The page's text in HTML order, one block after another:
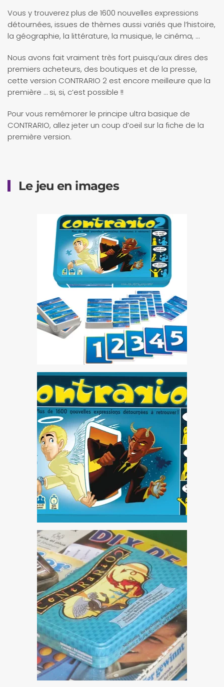
Vous y trouverez plus de 1600 nouvelles expressions
détournées, issues de thèmes aussi variés que l’histoire,
la géographie, la littérature, la musique, le cinéma, …
Nous avons fait vraiment très fort puisqu’aux dires des
premiers acheteurs, des boutiques et de la presse,
cette version CONTRARIO 2 est encore meilleure que la
première … si, si, c’est possible !!
Pour vous remémorer le principe ultra basique de
CONTRARIO, allez jeter un coup d’oeil sur la fiche de la
première version.
Le jeu en images